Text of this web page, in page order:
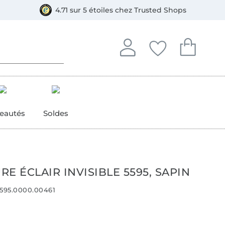
4.71 sur 5 étoiles chez Trusted Shops
Se connecter
Se connecter à votre
Mes favoris
Vous avez
Mon
Vous avez
Soldes
ÉCLAIR INVISIBLE 5595, SAPIN
Bancontact